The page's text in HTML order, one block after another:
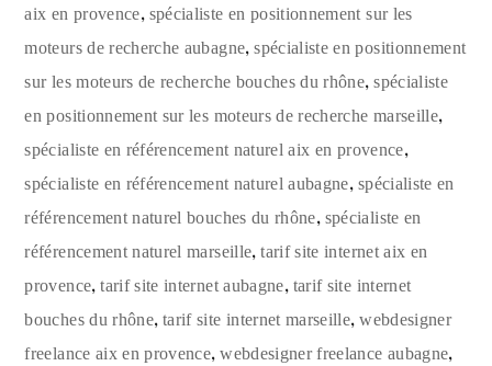
aix en provence, spécialiste en positionnement sur les
moteurs de recherche aubagne,spécialiste en positionnement
sur les moteurs de recherche bouches du rhône,spécialiste
en positionnement sur les moteurs de recherche marseille,
spécialiste en référencement naturel aix en provence,
spécialiste en référencement naturel aubagne, spécialiste en
référencement naturel bouches du rhône, spécialiste en
référencement naturel marseille,tarif site internet aix en
provence,tarif site internet aubagne, tarif site internet
bouches du rhône,tarif site internet marseille,webdesigner
freelance aix en provence,webdesigner freelance aubagne,